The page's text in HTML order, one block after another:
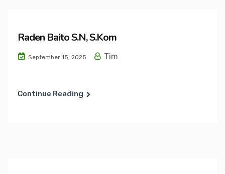
Raden Baito S.N, S.Kom
September 15, 2025 Tim
Continue Reading